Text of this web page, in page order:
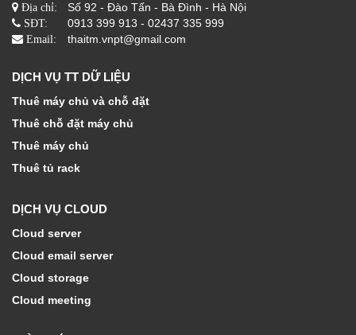
Địa chỉ: Số 92 - Đào Tấn - Bà Đình - Hà Nội
SĐT: 0913 399 913 - 02437 335 999
Email: thaitm.vnpt@gmail.com
DỊCH VỤ TT DỮ LIỆU
Thuê máy chủ và chỗ đặt
Thuê chỗ đặt máy chủ
Thuê máy chủ
Thuê tủ rack
DỊCH VỤ CLOUD
Cloud server
Cloud email server
Cloud storage
Cloud meeting